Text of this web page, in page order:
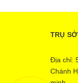
TRỤ
Địa chỉ:
Chánh